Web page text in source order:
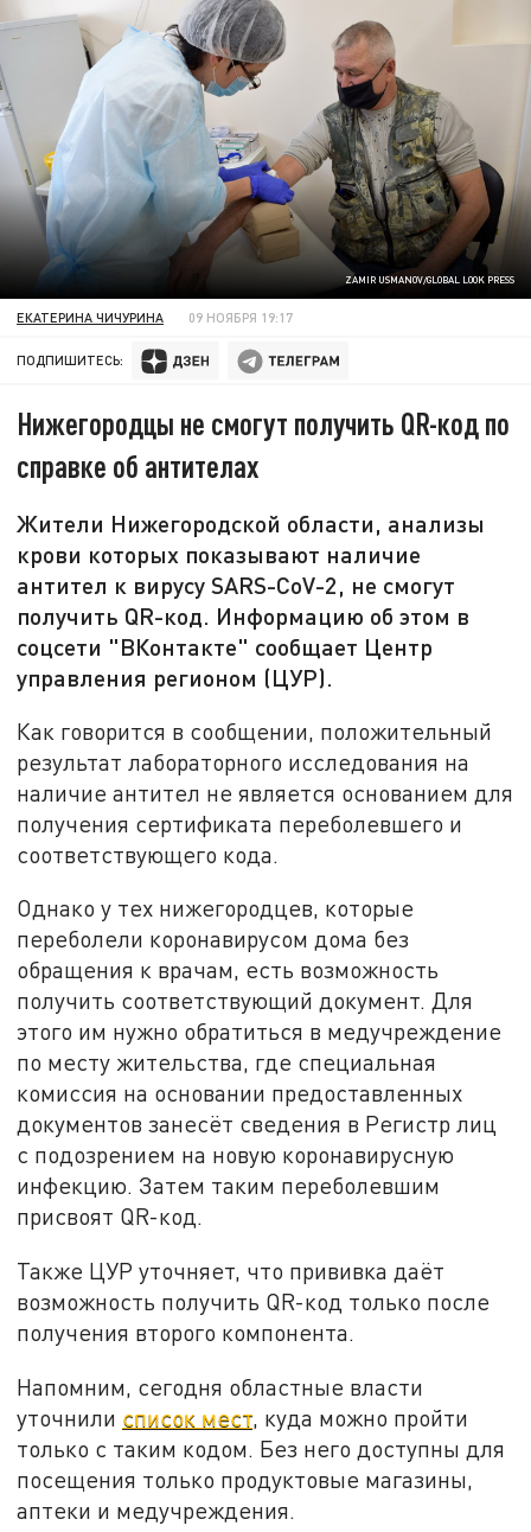
ZAMIR USMANOV/GLOBAL LOOK PRESS
ЕКАТЕРИНА ЧИЧУРИНА 09 НОЯБРЯ 19:17
ПОДПИШИТЕСЬ:
Нижегородцы не смогут получить QR-код по
справке об антителах
Жители Нижегородской области, анализы
крови которых показывают наличие
антител к вирусу SARS-CoV-2, не смогут
получить QR-код. Информацию об этом в
соцсети "ВКонтакте" сообщает Центр
управления регионом (ЦУР).
Как говорится в сообщении, положительный
результат лабораторного исследования на
наличие антител не является основанием для
получения сертификата переболевшего и
соответствующего кода.
Однако у тех нижегородцев, которые
переболели коронавирусом дома без
обращения к врачам, есть возможность
получить соответствующий документ. Для
этого им нужно обратиться в медучреждение
по месту жительства, где специальная
комиссия на основании предоставленных
документов занесёт сведения в Регистр лиц
с подозрением на новую коронавирусную
инфекцию. Затем таким переболевшим
присвоят QR-код.
Также ЦУР уточняет, что прививка даёт
возможность получить QR-код только после
получения второго компонента.
Напомним, сегодня областные власти
уточнили список мест, куда можно пройти
только с таким кодом. Без него доступны для
посещения только продуктовые магазины,
аптеки и медучреждения.